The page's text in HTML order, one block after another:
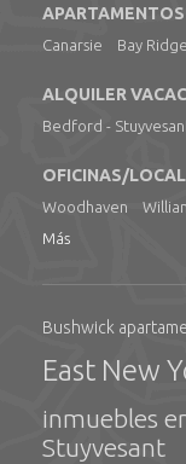
Canarsie
Bay Ridge
ALQUILER
Bedford -
OFICINAS/
Woodhaven
Más
Bushwick
East New
inmuebles
Stuyvesant